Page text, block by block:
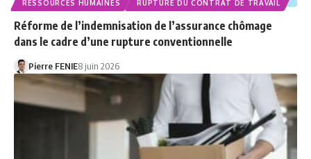
RESSOURCES HUMAINES RUPTURE DU CONTRAT DE TRAVAIL
Réforme de l’indemnisation de l’assurance chômage
dans le cadre d’une rupture conventionnelle
Pierre FENIE8 juin 2026